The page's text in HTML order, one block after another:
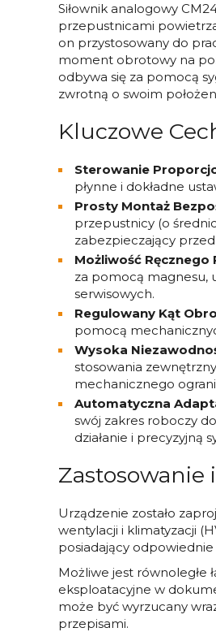
Siłownik analogowy
przepustnicami
on przystosowany do
moment obrotowy na
odbywa się za pomocą
zwrotną o swoim
Kluczowe
Sterowanie
płynne i dokładne
Prosty Montaż
przepustnicy (o
zabezpieczający
Możliwość Ręcznego
za pomocą magnesu,
serwisowych.
Regulowany Kąt
pomocą
Wysoka
stosowania
mechanicznego
Automatyczna
swój zakres roboczy
działanie i precyzyjną
Zastosowanie
Urządzenie zostało
wentylacji i klimatyzacji
posiadający
Możliwe jest równoległe
eksploatacyjne w
może być wyrzucany
przepisami.